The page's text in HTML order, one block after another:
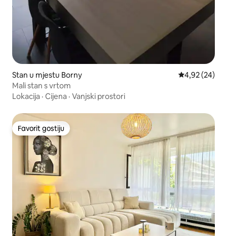
Stan u mjestu Borny Prosječna
4,92 (24)
Mali stan s vrtom
Lokacija · Cijena · Vanjski prostori
Favorit gostiju
Favorit gostiju